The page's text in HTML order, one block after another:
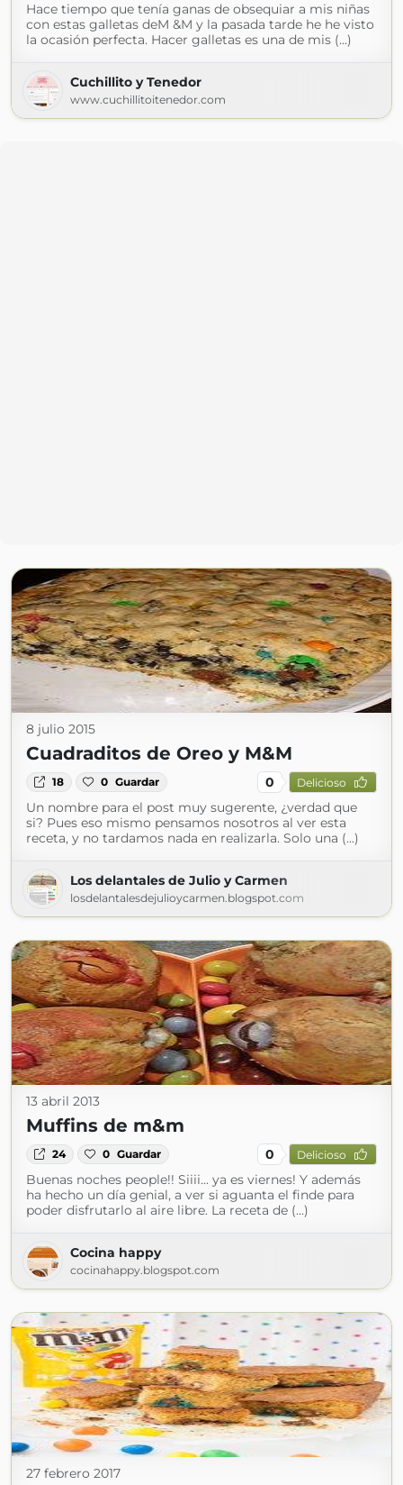
Hace tiempo que tenía ganas de obsequiar a mis niñas
con estas galletas deM &M y la pasada tarde he he visto
la ocasión perfecta. Hacer galletas es una de mis (...)
Cuchillito y Tenedor
www.cuchillitoitenedor.com
8 julio 2015
Cuadraditos de Oreo y M&M
18 0 Guardar 0 Delicioso
Un nombre para el post muy sugerente, ¿verdad que
si? Pues eso mismo pensamos nosotros al ver esta
receta, y no tardamos nada en realizarla. Solo una (...)
Los delantales de Julio y Carmen
losdelantalesdejulioycarmen.blogspot.com
13 abril 2013
Muffins de m&m
24 0 Guardar 0 Delicioso
Buenas noches people!! Siiii... ya es viernes! Y además
ha hecho un día genial, a ver si aguanta el finde para
poder disfrutarlo al aire libre. La receta de (...)
Cocina happy
cocinahappy.blogspot.com
27 febrero 2017